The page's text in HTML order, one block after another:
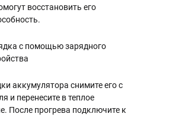
восстановить его
с помощью зарядного
аккумулятора снимите его с
и перенесите в теплое
После прогрева подключите к